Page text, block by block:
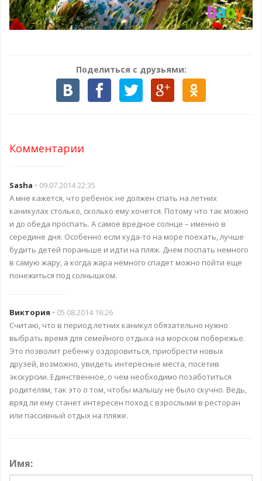
Поделиться с друзьями:
Комментарии
Sasha • 09.07.2014 22:35
А мне кажется, что ребенок не должен спать на летних
каникулах столько, сколько ему хочется. Потому что так можно
и до обеда проспать. А самое вредное солнце – именно в
середине дня. Особенно если куда-то на море поехать, лучше
будить детей пораньше и идти на пляж. Днем поспать немного
в самую жару, а когда жара немного спадет можно пойти еще
понежиться под солнышком.
Виктория • 05.08.2014 16:26
Считаю, что в период летних каникул обязательно нужно
выбрать время для семейного отдыха на морском побережье.
Это позволит ребенку оздоровиться, приобрести новых
друзей, возможно, увидеть интересные места, посетив
экскурсии. Единственное, о чем необходимо позаботиться
родителям, так это о том, чтобы малышу не было скучно. Ведь,
вряд ли ему станет интересен поход с взрослыми в ресторан
или пассивный отдых на пляже.
Имя: